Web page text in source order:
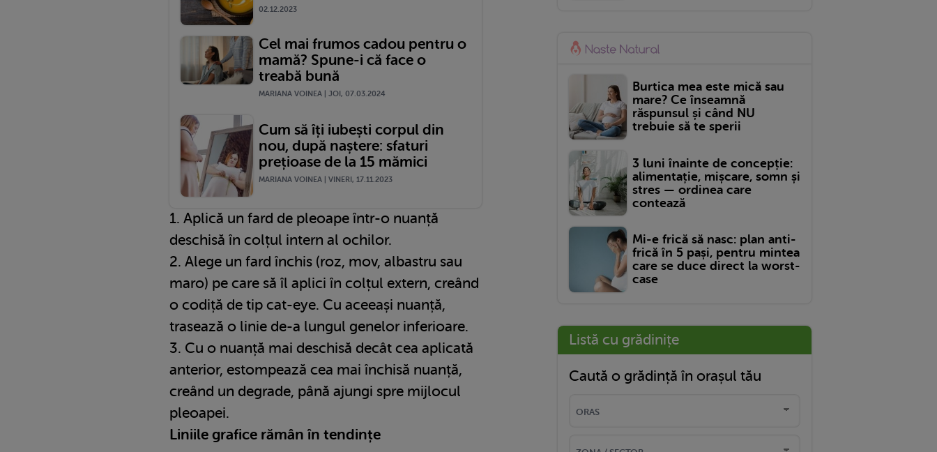
02.12.2023
Cel mai frumos cadou pentru o
mamă? Spune-i că face o
treabă bună
MARIANA VOINEA | JOI, 07.03.2024
Cum să îți iubești corpul din
nou, după naștere: sfaturi
prețioase de la 15 mămici
MARIANA VOINEA | VINERI, 17.11.2023
1. Aplică un fard de pleoape într-o nuanță
deschisă în colțul intern al ochilor.
2. Alege un fard închis (roz, mov, albastru sau
maro) pe care să îl aplici în colțul extern, creând
o codiță de tip cat-eye. Cu aceeași nuanță,
trasează o linie de-a lungul genelor inferioare.
3. Cu o nuanță mai deschisă decât cea aplicată
anterior, estompează cea mai închisă nuanță,
creând un degrade, până ajungi spre mijlocul
pleoapei.
Liniile grafice rămân în tendințe
Burtica mea este mică sau
mare? Ce înseamnă
răspunsul și când NU
trebuie să te sperii
3 luni înainte de concepție:
alimentație, mișcare, somn și
stres — ordinea care
contează
Mi-e frică să nasc: plan anti-
frică în 5 pași, pentru mintea
care se duce direct la worst-
case
Listă cu grădinițe
Caută o grădință în orașul tău